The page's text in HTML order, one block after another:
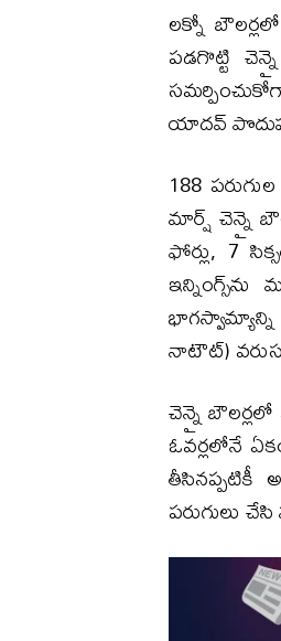
లక్నో
పడగొట్టి
యాదవ్
188
మార్ష్ చెన్నై
ఫోర్లు, 7
నాటౌట్) వరుస
చెన్నై
ఓవర్లలోనే
తీసినప్పటికీ
పరుగులు